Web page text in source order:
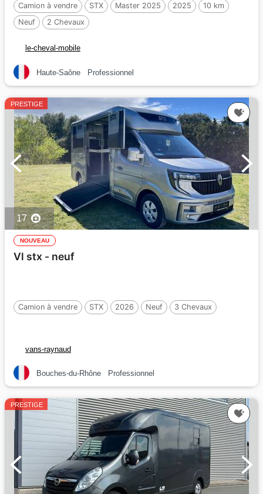
Camion à vendre STX Master 2025 2025
10 km
Neuf
2 Chevaux
le-cheval-mobile
Haute-Saône Professionnel
PRESTIGE
17
NOUVEAU
Vl stx - neuf
Camion à vendre STX 2026 Neuf 3 Chevaux
vans-raynaud
Bouches-du-Rhône Professionnel
PRESTIGE